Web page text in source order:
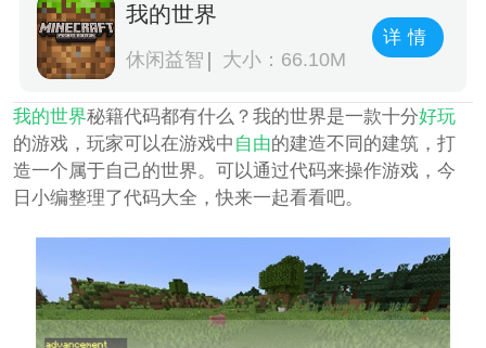
我的世界
休闲益智 大小：66.10M
详情
我的世界秘籍代码都有什么？我的世界是一款十分好玩
的游戏，玩家可以在游戏中 自由的建造不同的建筑，打
造一个属于自己的世界。可以通过代码来操作游戏，今
日小编整理了代码大全，快来一起看看吧。